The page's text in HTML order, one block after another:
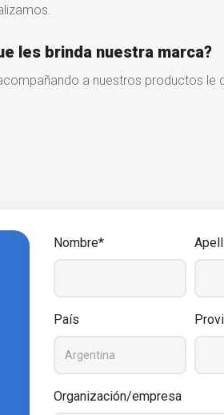
les brinda nuestra marca?
a nuestros productos le
Nombre*
País
Organización/empresa